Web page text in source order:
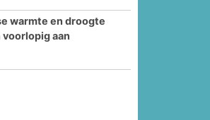
warmte en droogte
voorlopig aan